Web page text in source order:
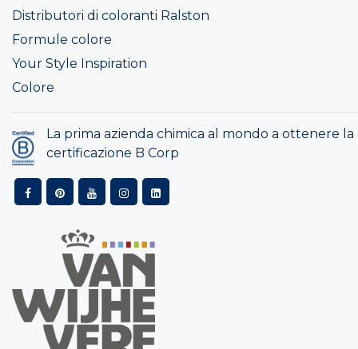
Distributori di coloranti Ralston
Formule colore
Your Style Inspiration
Colore
La prima azienda chimica al mondo a ottenere la
certificazione B Corp